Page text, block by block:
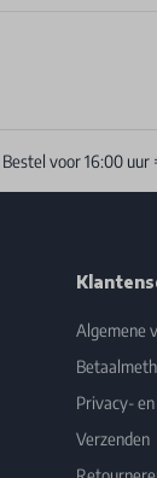
Bestel voor 16:00 uur
Algemene
Privacy-
Verzenden